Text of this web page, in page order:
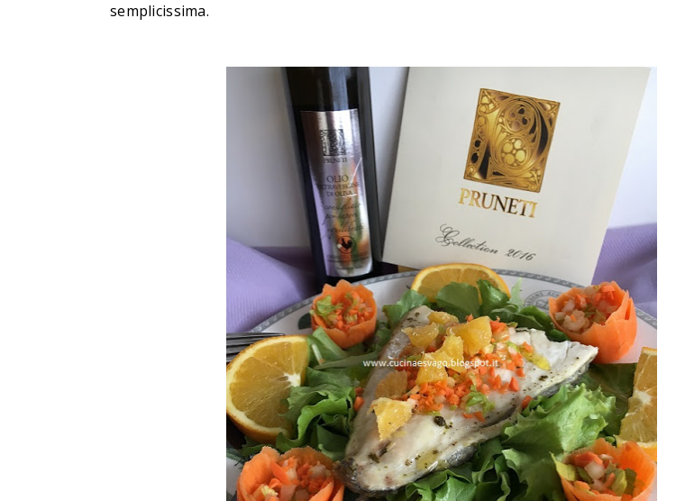
semplicissima.